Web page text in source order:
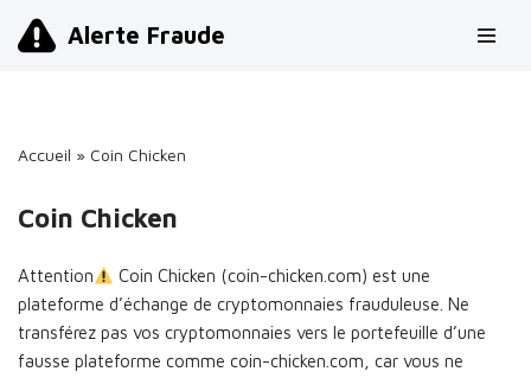
Alerte Fraude
Accueil » Coin Chicken
Coin Chicken
Attention
Coin Chicken (coin-chicken.com) est une
plateforme d’échange de cryptomonnaies frauduleuse. Ne
transférez pas vos cryptomonnaies vers le portefeuille d’une
fausse plateforme comme coin-chicken.com, car vous ne